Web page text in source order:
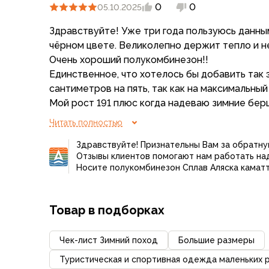
Варежки
Зимние перчатки
Всесезонные перчатки
Мембранные перчатки
Неопреновые перчатки
Головные уборы
Шапки
Маски, подшлемники
Капюшоны-банданы
Банданы, гейторы
Кепки и бейсболки
Носки
Носки для бега
Повседневные
05.10.2025 0 0
Здравствуйте! Уже три года пользуюсь
чёрном цвете. Великолепно держит тепло и
Очень хороший полукомбинезон!!
Единственное, что хотелось бы добавить так это длину бретелек
сантиметров на пять, так как на
Мой рост 191 плюс когда надеваю зимние берцы как
хватает.
Читать полностью
Здравствуйте! Признательны Вам за
Отзывы клиентов помогают нам работать
Носите полукомбинезон Сплав Аляска
Товар в подборках
Чек-лист Зимний поход
Большие размеры
Туристическая и спортивная одежда маленьких